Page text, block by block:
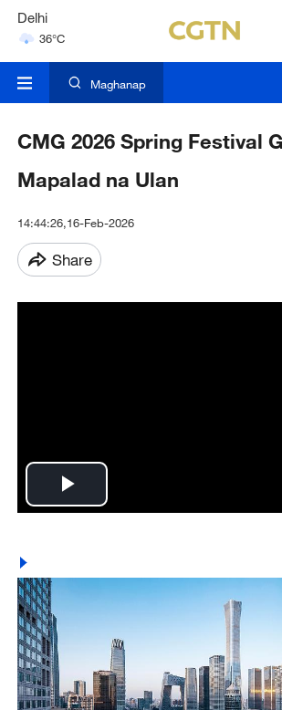
Delhi
36°C
Hyderabad
Maghanap
CMG 2026 Spring Festival
Mapalad na Ulan
14:44:26,16-Feb-2026
Share
Play